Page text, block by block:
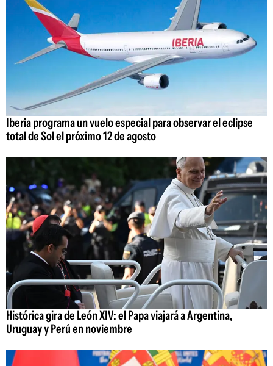
Iberia programa un vuelo especial para observar el eclipse
total de Sol el próximo 12 de agosto
Histórica gira de León XIV: el Papa viajará a Argentina,
Uruguay y Perú en noviembre